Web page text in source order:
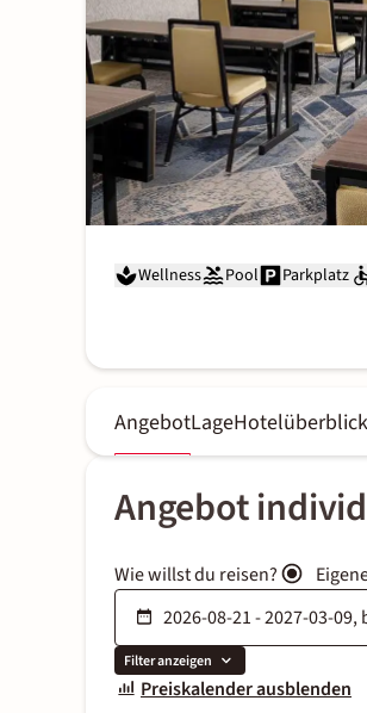
Wellness Pool Parkplatz
AngebotLageHotelüberblick
Angebot
Wie willst du reisen?
Filter anzeigen
Preiskalender ausblenden